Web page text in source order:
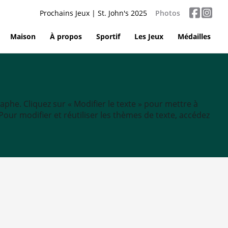
Prochains Jeux | St. John's 2025 Photos
Maison À propos Sportif Les Jeux Médailles
Cliquez sur « Modifier le texte » pour mettre à
modifier et réutiliser les thèmes de texte, accédez